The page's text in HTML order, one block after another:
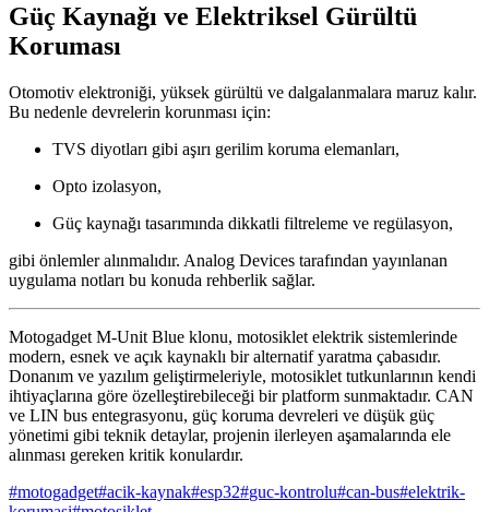
Güç Kaynağı ve Elektriksel Gürültü
Koruması
Otomotiv elektroniği, yüksek gürültü ve dalgalanmalara maruz kalır.
Bu nedenle devrelerin korunması için:
TVS diyotları gibi aşırı gerilim koruma elemanları,
Opto izolasyon,
Güç kaynağı tasarımında dikkatli filtreleme ve regülasyon,
gibi önlemler alınmalıdır. Analog Devices tarafından yayınlanan
uygulama notları bu konuda rehberlik sağlar.
Motogadget M-Unit Blue klonu, motosiklet elektrik sistemlerinde
modern, esnek ve açık kaynaklı bir alternatif yaratma çabasıdır.
Donanım ve yazılım geliştirmeleriyle, motosiklet tutkunlarının kendi
ihtiyaçlarına göre özelleştirebileceği bir platform sunmaktadır. CAN
ve LIN bus entegrasyonu, güç koruma devreleri ve düşük güç
yönetimi gibi teknik detaylar, projenin ilerleyen aşamalarında ele
alınması gereken kritik konulardır.
#motogadget#acik-kaynak#esp32#guc-kontrolu#can-bus#elektrik-